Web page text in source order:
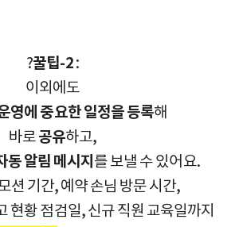
?꿀팁-2:
이외에도
영에 중요한 일정을 등록해
바로공유하고,
동 알림 메시지 를 보낼 수 있어요.
션 기간, 예약 손님 방문 시간,
현황 점검일, 신규 직원 교육일까지